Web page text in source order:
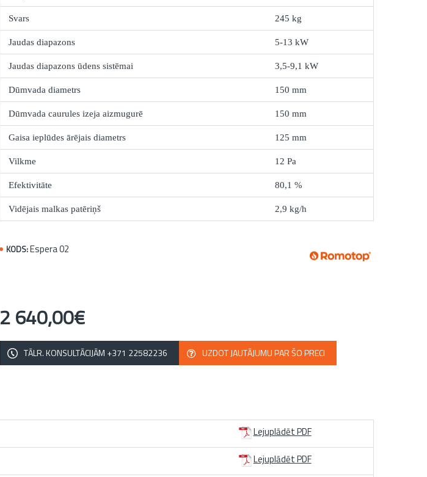
Svars 245 kg
Jaudas diapazons 5-13 kW
Jaudas diapazons ūdens sistēmai 3,5-9,1 kW
Dūmvada diametrs 150 mm
Dūmvada caurules izeja aizmugurē 150 mm
Gaisa ieplūdes ārējais diametrs 125 mm
Vilkme 12 Pa
Efektivitāte 80,1 %
Vidējais malkas patēriņš 2,9 kg/h
KODS:Espera 02
2 640,00€
TĀLR. KONSULTĀCIJĀM +371 22582236 UZDOT JAUTĀJUMU PAR ŠO PRECI
Lejuplādēt PDF
Lejuplādēt PDF